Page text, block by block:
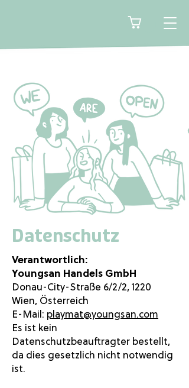
🛒
Datenschutz
Verantwortlich:
Youngsan Handels GmbH
Donau-City-Straße 6/2/2, 1220
Wien, Österreich
E-Mail: playmat@youngsan.com
Es ist kein
Datenschutzbeauftragter bestellt,
da dies gesetzlich nicht notwendig
ist.